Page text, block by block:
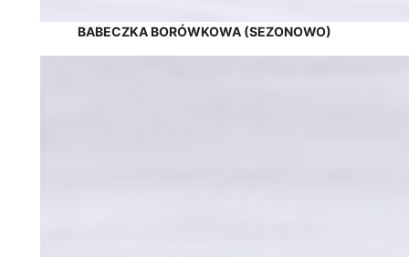
BABECZKA BORÓWKOWA (SEZONOWO)